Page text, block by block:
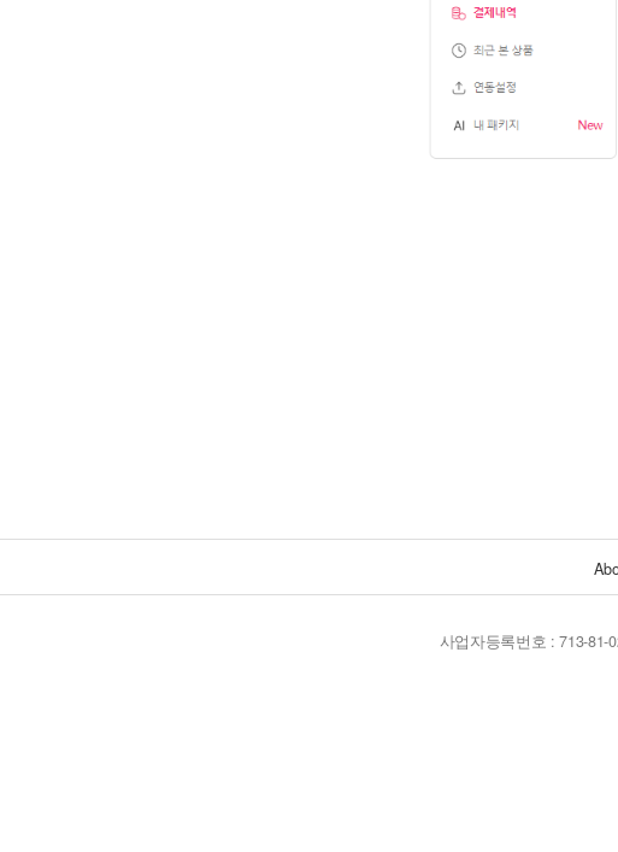
사업자등록번호 : 713-81-